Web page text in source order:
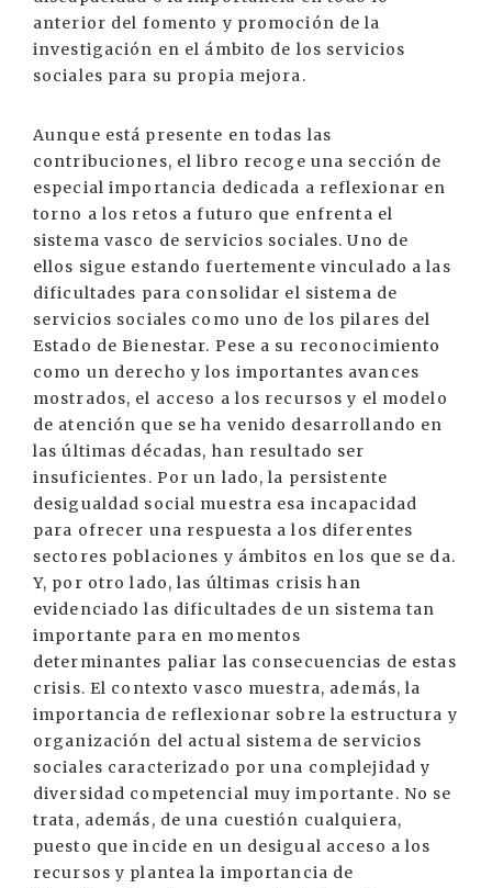
anterior del fomento y promoción de la
investigación en el ámbito de los servicios
sociales para su propia mejora.
Aunque está presente en todas las
contribuciones, el libro recoge una sección de
especial importancia dedicada a reflexionar en
torno a los retos a futuro que enfrenta el
sistema vasco de servicios sociales. Uno de
ellos sigue estando fuertemente vinculado a las
dificultades para consolidar el sistema de
servicios sociales como uno de los pilares del
Estado de Bienestar. Pese a su reconocimiento
como un derecho y los importantes avances
mostrados, el acceso a los recursos y el modelo
de atención que se ha venido desarrollando en
las últimas décadas, han resultado ser
insuficientes. Por un lado, la persistente
desigualdad social muestra esa incapacidad
para ofrecer una respuesta a los diferentes
sectores poblaciones y ámbitos en los que se da.
Y, por otro lado, las últimas crisis han
evidenciado las dificultades de un sistema tan
importante para en momentos
determinantes paliar las consecuencias de estas
crisis. El contexto vasco muestra, además, la
importancia de reflexionar sobre la estructura y
organización del actual sistema de servicios
sociales caracterizado por una complejidad y
diversidad competencial muy importante. No se
trata, además, de una cuestión cualquiera,
puesto que incide en un desigual acceso a los
recursos y plantea la importancia de